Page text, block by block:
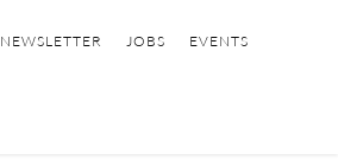
NEWSLETTER JOBS EVENTS